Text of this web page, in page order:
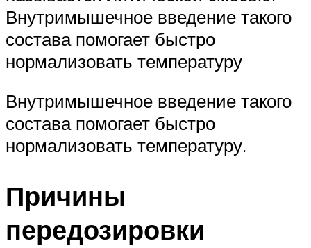
Внутримышечное введение такого
состава помогает быстро
нормализовать температуру
Внутримышечное введение такого
состава помогает быстро
нормализовать температуру.
Причины
передозировки